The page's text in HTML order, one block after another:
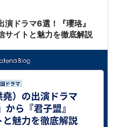
透明感と演技力を誇るジ
として躍進を続けるソン・
場も正反対な二人が難事…
ドラマ6選！『瓔珞』
サイトと魅力を徹底解説